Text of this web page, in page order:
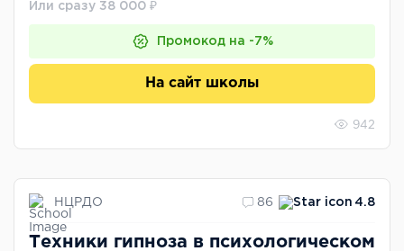
Или сразу 38 000 ₽
Промокод на -7%
На сайт школы
942
НЦРДО 86 4.8
Техники гипноза в психологическом